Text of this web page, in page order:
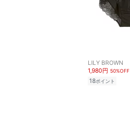
LILY BROWN
1,980円 50%OFF
18ポイント